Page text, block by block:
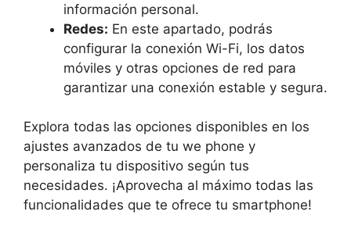
información personal.
Redes: En este apartado, podrás
configurar la conexión Wi-Fi, los datos
móviles y otras opciones de red para
garantizar una conexión estable y segura.
Explora todas las opciones disponibles en los
ajustes avanzados de tu we phone y
personaliza tu dispositivo según tus
necesidades. ¡Aprovecha al máximo todas las
funcionalidades que te ofrece tu smartphone!